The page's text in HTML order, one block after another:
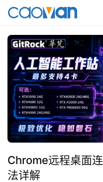
Chrome远程桌面
法详解